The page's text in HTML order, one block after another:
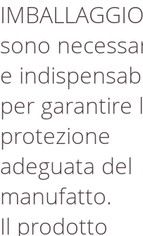
IMBALLAGGIO
sono
e
per garantire
protezione
adeguata del
manufatto.
Il prodotto